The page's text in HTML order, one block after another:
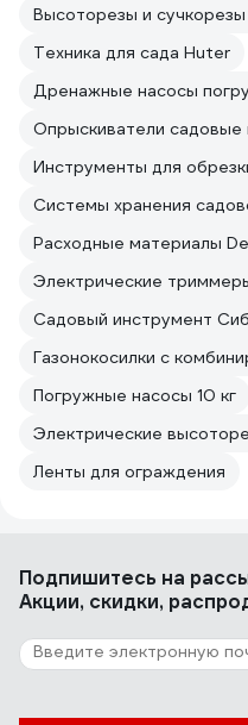
Высоторезы и
Техника для сада Huter
Дренажные насосы
Опрыскиватели садовые
Инструменты для
Системы хранения
Расходные материалы
Электрические
Садовый инструмент
Газонокосилки с
Погружные насосы 10 кг
Электрические
Ленты для ограждения
Подпишитесь на
Акции, скидки,